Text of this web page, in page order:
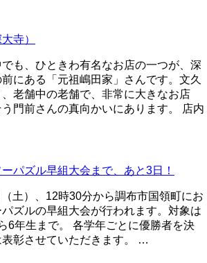
寺）
も、ひときわ有名なお店の一つが、深
にある「元祖嶋田家」さんです。文久
老舗中の老舗で、非常に大きなお店
門前さんの真向かいにあります。 店内
パズル早組大会まで、あと3日！
土）、12時30分から調布市国領町にお
ズルの早組大会が行われます。対象は
6年生まで。 各学年ごとに優勝者を決
彰させていただきます。 …